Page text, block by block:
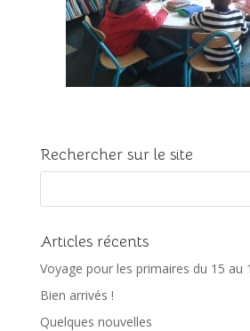
Rechercher sur le site
Articles récents
Voyage pour les primaires du 15 au
Bien arrivés !
Quelques nouvelles